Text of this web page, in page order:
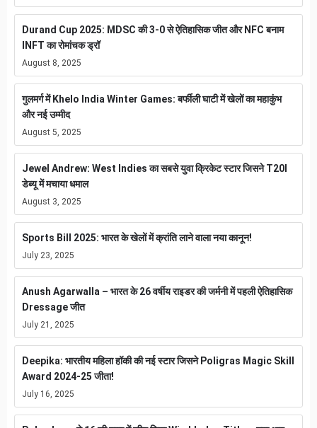
Durand Cup 2025: MDSC की 3-0 से ऐतिहासिक जीत और NFC बनाम
INFT का रोमांचक ड्रॉ
August 8, 2025
गुलमर्ग में Khelo India Winter Games: बर्फीली घाटी में खेलों का महाकुंभ
और नई उम्मीद
August 5, 2025
Jewel Andrew: West Indies का सबसे युवा क्रिकेट स्टार जिसने T20I
डेब्यू में मचाया धमाल
August 3, 2025
Sports Bill 2025: भारत के खेलों में क्रांति लाने वाला नया कानून!
July 23, 2025
Anush Agarwalla – भारत के 26 वर्षीय राइडर की जर्मनी में पहली ऐतिहासिक
Dressage जीत
July 21, 2025
Deepika: भारतीय महिला हॉकी की नई स्टार जिसने Poligras Magic Skill
Award 2024-25 जीता!
July 16, 2025